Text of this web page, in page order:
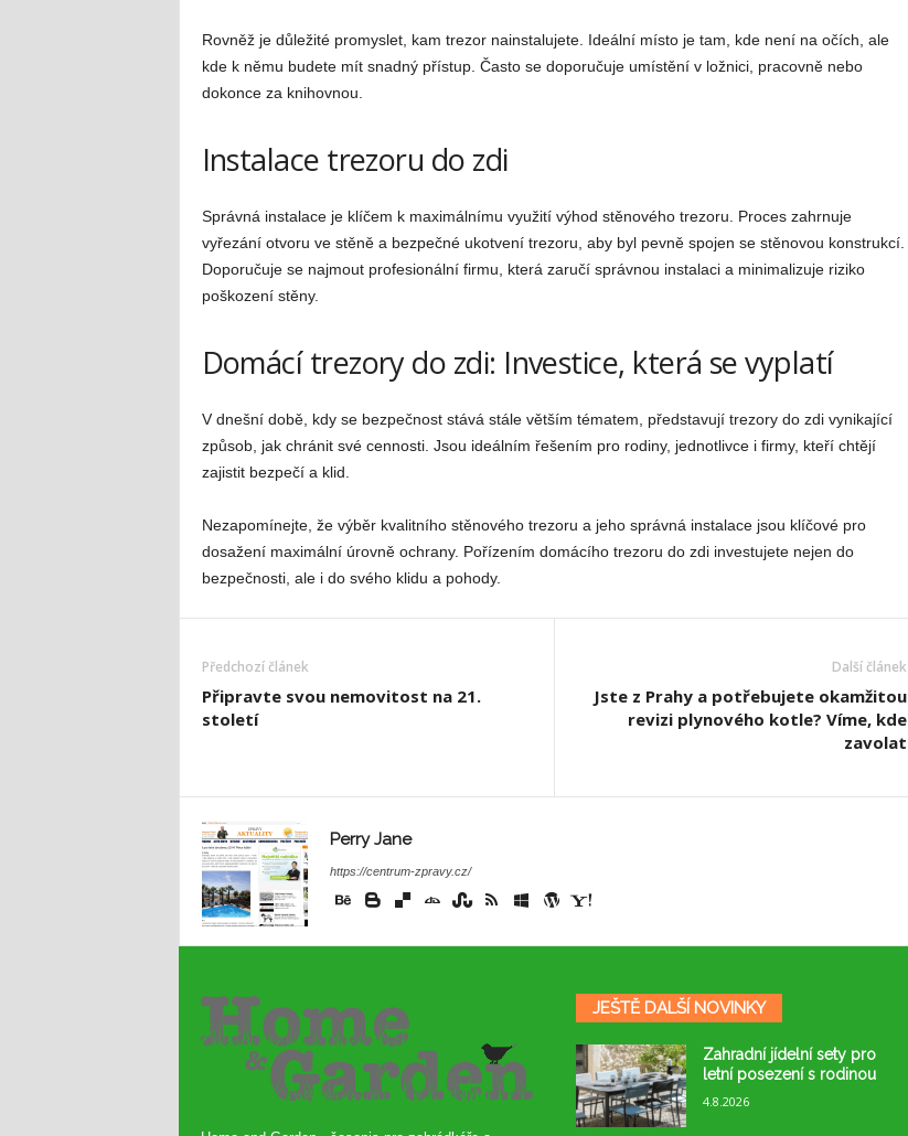
Rovněž je důležité promyslet, kam trezor nainstalujete. Ideální místo je tam, kde není na očích, ale
kde k němu budete mít snadný přístup. Často se doporučuje umístění v ložnici, pracovně nebo
dokonce za knihovnou.
Instalace trezoru do zdi
Správná instalace je klíčem k maximálnímu využití výhod stěnového trezoru. Proces zahrnuje
vyřezání otvoru ve stěně a bezpečné ukotvení trezoru, aby byl pevně spojen se stěnovou konstrukcí.
Doporučuje se najmout profesionální firmu, která zaručí správnou instalaci a minimalizuje riziko
poškození stěny.
Domácí trezory do zdi: Investice, která se vyplatí
V dnešní době, kdy se bezpečnost stává stále větším tématem, představují trezory do zdi vynikající
způsob, jak chránit své cennosti. Jsou ideálním řešením pro rodiny, jednotlivce i firmy, kteří chtějí
zajistit bezpečí a klid.
Nezapomínejte, že výběr kvalitního stěnového trezoru a jeho správná instalace jsou klíčové pro
dosažení maximální úrovně ochrany. Pořízením domácího trezoru do zdi investujete nejen do
bezpečnosti, ale i do svého klidu a pohody.
Předchozí článek
Připravte svou nemovitost na 21.
století
Další článek
Jste z Prahy a potřebujete okamžitou
revizi plynového kotle? Víme, kde
zavolat
Perry Jane
https://centrum-zpravy.cz/
JEŠTĚ DALŠÍ NOVINKY
Zahradní jídelní sety pro
letní posezení s rodinou
4.8.2026